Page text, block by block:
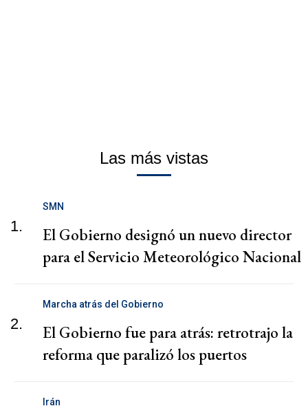
Las más vistas
1.
SMN
El Gobierno designó un nuevo director
para el Servicio Meteorológico Nacional
2.
Marcha atrás del Gobierno
El Gobierno fue para atrás: retrotrajo la
reforma que paralizó los puertos
Irán